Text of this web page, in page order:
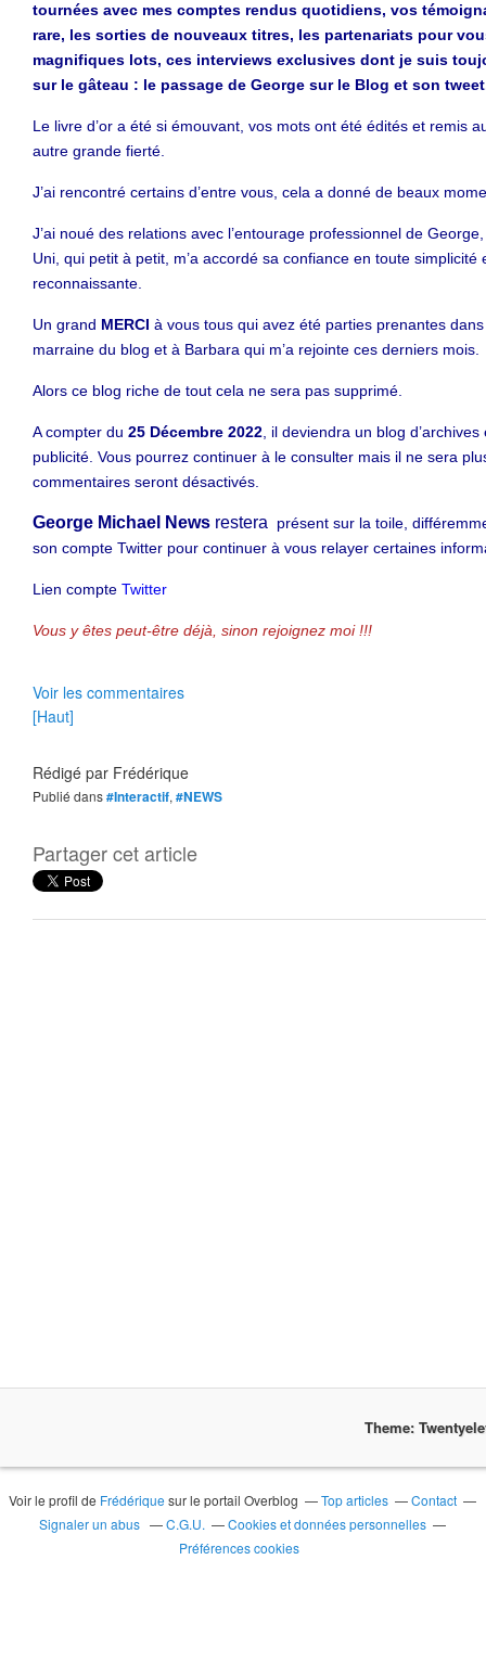
tournées avec mes comptes rendus quotidiens, vos
rare, les sorties de nouveaux titres, les partenariats pour
magnifiques lots, ces interviews exclusives dont je suis
sur le gâteau : le passage de George sur le Blog et son
Le livre d’or a été si émouvant, vos mots ont été édités et remis
autre grande fierté.
J’ai rencontré certains d’entre vous, cela a donné de beaux
J’ai noué des relations avec l’entourage professionnel de
Uni, qui petit à petit, m’a accordé sa confiance en toute
reconnaissante.
Un grand MERCI à vous tous qui avez été parties prenantes
marraine du blog et à Barbara qui m’a rejointe ces derniers mois.
Alors ce blog riche de tout cela ne sera pas supprimé.
A compter du 25 Décembre 2022 , il deviendra un blog
publicité. Vous pourrez continuer à le consulter mais il ne sera
commentaires seront désactivés.
George Michael News restera
présent sur la toile,
son compte Twitter pour continuer à vous relayer certaines
Lien compte Twitter
Vous y êtes peut-être déjà, sinon rejoignez moi !!!
Voir les commentaires
[Haut]
Rédigé par Frédérique
Publié dans#Interactif, #NEWS
Partager cet article
Theme:
Voir le profil de Frédérique sur le portail Overblog Top articles
Contact
Signaler un abus
C.G.U.
Cookies et données personnelles
Préférences cookies